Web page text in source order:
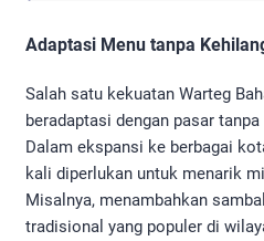
Adaptasi Menu tanpa
Salah satu kekuatan Warteg
beradaptasi dengan pasar
Dalam ekspansi ke berbagai
kali diperlukan untuk menarik
Misalnya, menambahkan
tradisional yang populer di